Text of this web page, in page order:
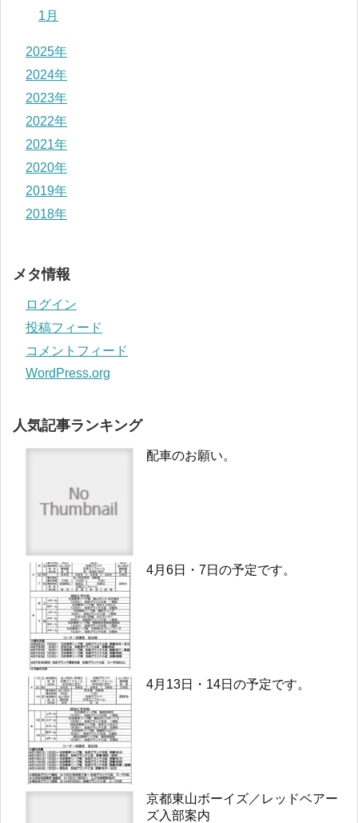
1月
2025年
2024年
2023年
2022年
2021年
2020年
2019年
2018年
メタ情報
ログイン
投稿フィード
コメントフィード
WordPress.org
人気記事ランキング
配車のお願い。
4月6日・7日の予定です。
4月13日・14日の予定です。
京都東山ボーイズ／レッドベアー
ズ入部案内